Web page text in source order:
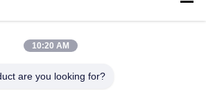
10:20 AM
are you looking for?